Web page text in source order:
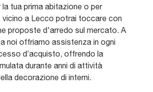
tua prima abitazione o per
vicino a Lecco potrai toccare con
proposte d'arredo sul mercato. A
noi offriamo assistenza in ogni
d’acquisto, offrendo la
durante anni di attività
decorazione di interni.